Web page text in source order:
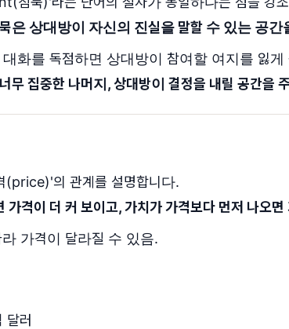
은 상대방이 자신의 진실을 말할 수 있는 공간
화를 독점하면 상대방이 참여할 여지를 잃게
무 집중한 나머지, 상대방이 결정을 내릴 공간을
의 관계를 설명합니다.
가격이 더 커 보이고, 가치가 가격보다 먼저 나오
가격이 달라질 수 있음.
달러